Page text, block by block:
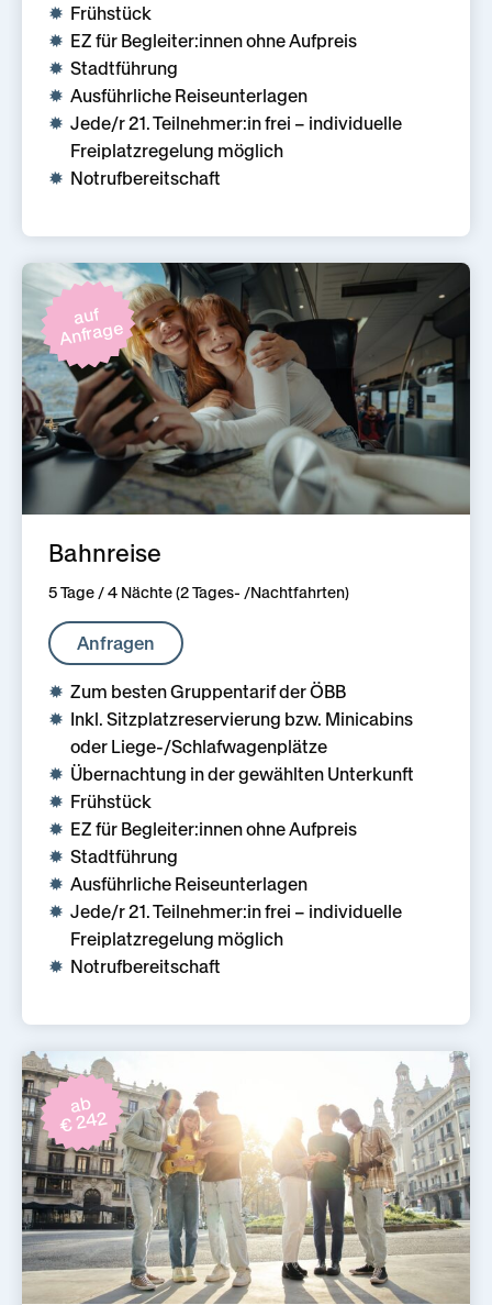
Frühstück
EZ für Begleiter:innen ohne Aufpreis
Stadtführung
Ausführliche Reiseunterlagen
Jede/r 21. Teilnehmer:in frei – individuelle
Freiplatzregelung möglich
Notrufbereitschaft
auf
Anfrage
Bahnreise
5 Tage / 4 Nächte (2 Tages- /Nachtfahrten)
Anfragen
Zum besten Gruppentarif der ÖBB
Inkl. Sitzplatzreservierung bzw. Minicabins
oder Liege-/Schlafwagenplätze
Übernachtung in der gewählten Unterkunft
Frühstück
EZ für Begleiter:innen ohne Aufpreis
Stadtführung
Ausführliche Reiseunterlagen
Jede/r 21. Teilnehmer:in frei – individuelle
Freiplatzregelung möglich
Notrufbereitschaft
ab
€ 242